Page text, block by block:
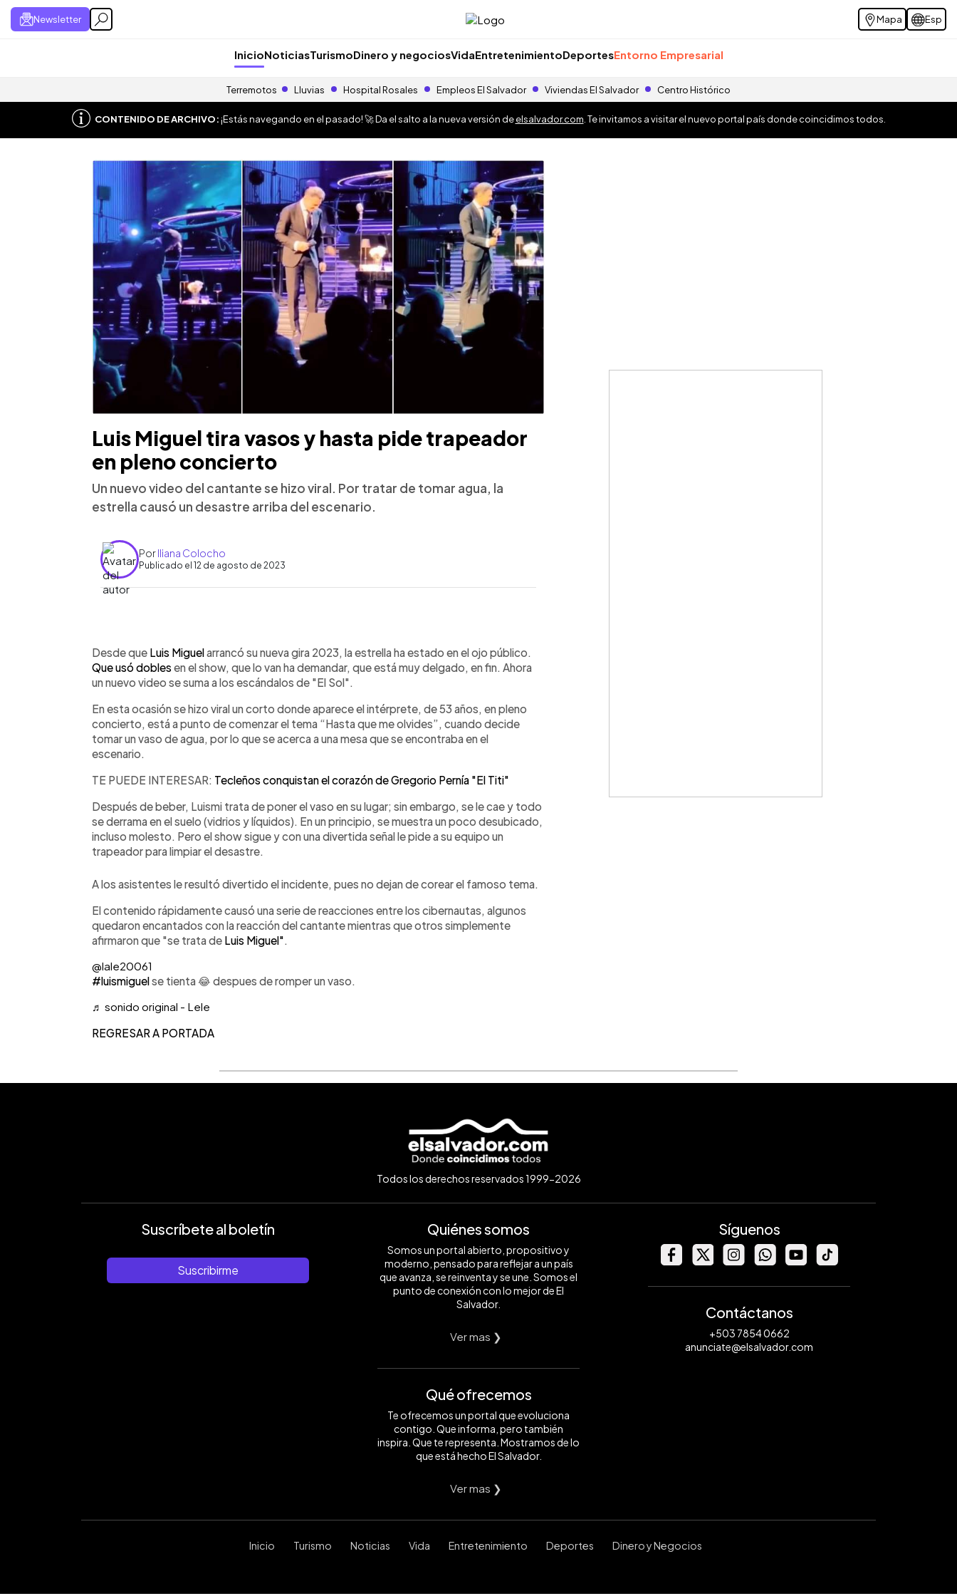
Newsletter Mapa Esp
InicioNoticiasTurismoDinero y negociosVidaEntretenimientoDeportesEntorno Empresarial
Terremotos Lluvias Hospital Rosales Empleos El Salvador Viviendas El Salvador Centro Histórico
CONTENIDO DE ARCHIVO:¡Estás navegando en el pasado! 🚀 Da el salto a la nueva versión deelsalvador.com . Te invitamos a visitar el nuevo portal país donde coincidimos todos.
Luis Miguel tira vasos y hasta pide trapeador
en pleno concierto
Un nuevo video del cantante se hizo viral. Por tratar de tomar agua, la
estrella causó un desastre arriba del escenario.
PorIliana Colocho
Publicado el 12 de agosto de 2023
Escuchar artículo
Desde que Luis Miguelarrancó su nueva gira 2023, la estrella ha estado en el ojo público.
Que usó doblesen el show, que lo van ha demandar, que está muy delgado, en fin. Ahora
un nuevo video se suma a los escándalos de "El Sol".
En esta ocasión se hizo viral un corto donde aparece el intérprete, de 53 años, en pleno
concierto, está a punto de comenzar el tema “Hasta que me olvides”, cuando decide
tomar un vaso de agua, por lo que se acerca a una mesa que se encontraba en el
escenario.
TE PUEDE INTERESAR: Tecleños conquistan el corazón de Gregorio Pernía "El Titi"
Después de beber, Luismi trata de poner el vaso en su lugar; sin embargo, se le cae y todo
se derrama en el suelo (vidrios y líquidos). En un principio, se muestra un poco desubicado,
incluso molesto. Pero el show sigue y con una divertida señal le pide a su equipo un
trapeador para limpiar el desastre.
A los asistentes le resultó divertido el incidente, pues no dejan de corear el famoso tema.
El contenido rápidamente causó una serie de reacciones entre los cibernautas, algunos
quedaron encantados con la reacción del cantante mientras que otros simplemente
afirmaron que "se trata de Luis Miguel"
@lale20061
#luismiguelse tienta 😂 despues de romper un vaso.
♬ sonido original - Lele
REGRESAR A PORTADA
Todos los derechos reservados 1999-2026
Suscríbete al boletín
Suscribirme
Quiénes somos
Somos un portal abierto, propositivo y
moderno, pensado para reflejar a un país
que avanza, se reinventa y se une. Somos el
punto de conexión con lo mejor de El
Salvador.
Ver mas ❯
Qué ofrecemos
Te ofrecemos un portal que evoluciona
contigo. Que informa, pero también
inspira. Que te representa. Mostramos de lo
que está hecho El Salvador.
Ver mas ❯
Síguenos
Contáctanos
+503 7854 0662
anunciate@elsalvador.com
Inicio Turismo Noticias Vida Entretenimiento Deportes Dinero y Negocios